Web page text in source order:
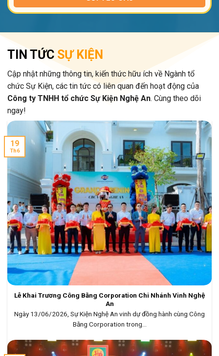
TIN TỨC SỰ KIỆN
Cập nhật những thông tin, kiến thức hữu ích về Ngành tổ
chức Sự Kiện, các tin tức có liên quan đến hoạt động của
Công ty TNHH tổ chức Sự Kiện Nghệ An. Cùng theo dõi
ngay!
Lễ Khai Trương Công Bằng Corporation Chi Nhánh Vinh Nghệ
An
Ngày 13/06/2026, Sự Kiện Nghệ An vinh dự đồng hành cùng Công
Bằng Corporation trong...
19
Th6